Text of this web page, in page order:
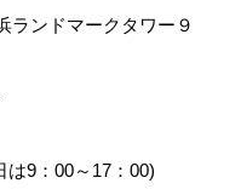
ンドマークタワー９
は9：00～17：00)